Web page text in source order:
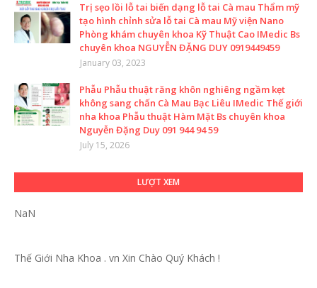
Trị sẹo lồi lỗ tai biến dạng lỗ tai Cà mau Thẩm mỹ
tạo hình chỉnh sửa lỗ tai Cà mau Mỹ viện Nano
Phòng khám chuyên khoa Kỹ Thuật Cao IMedic Bs
chuyên khoa NGUYỄN ĐẶNG DUY 0919449459
January 03, 2023
Phẫu Phẫu thuật răng khôn nghiêng ngầm kẹt
không sang chấn Cà Mau Bạc Liêu IMedic Thế giới
nha khoa Phẫu thuật Hàm Mặt Bs chuyên khoa
Nguyễn Đặng Duy 091 944 94 59
July 15, 2026
LƯỢT XEM
NaN
Thế Giới Nha Khoa . vn Xin Chào Quý Khách !